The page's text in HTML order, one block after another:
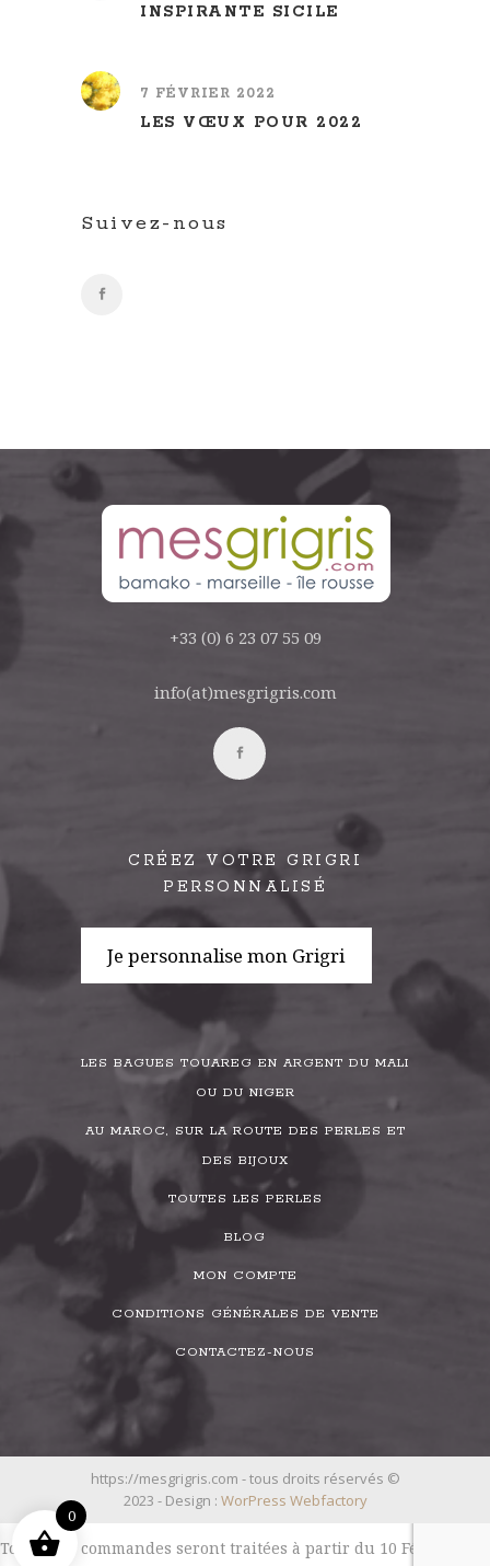
INSPIRANTE SICILE
7 FÉVRIER 2022
LES VŒUX POUR 2022
Suivez-nous
+33 (0) 6 23 07 55 09
info(at)mesgrigris.com
CRÉEZ VOTRE GRIGRI
PERSONNALISÉ
Je personnalise mon Grigri
LES BAGUES TOUAREG EN ARGENT DU MALI
OU DU NIGER
AU MAROC, SUR LA ROUTE DES PERLES ET
DES BIJOUX
TOUTES LES PERLES
BLOG
MON COMPTE
CONDITIONS GÉNÉRALES DE VENTE
CONTACTEZ-NOUS
https://mesgrigris.com - tous droits réservés ©
2023 - Design : WorPress Webfactory
Toutes les commandes seront traitées à partir du 10 Février
0